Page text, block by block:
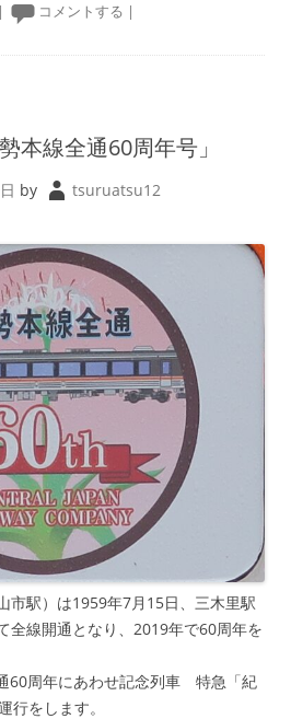
| コメントする |
本線全通60周年号」
by tsuruatsu12
市駅）は1959年7月15日、三木里駅
全線開通となり、2019年で60周年を
60周年にあわせ記念列車 特急「紀
行をします。